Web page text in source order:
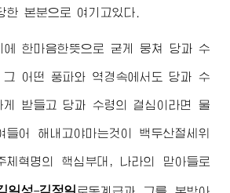
한 본분으로 여기고있다.
에 한마음한뜻으로 굳게 뭉쳐 당과 수
그 어떤 풍파와 역경속에서도 당과 수
게 받들고 당과 수령의 결심이라면 물
어 해내고야마는것이 백두산절세위
체혁명의 핵심부대, 나라의 맏아들로